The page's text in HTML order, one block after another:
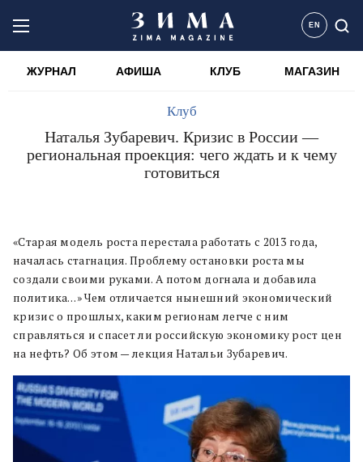
EN
ЖУРНАЛ АФИША КЛУБ МАГАЗИН
Клуб
Наталья Зубаревич. Кризис в России —
региональная проекция: чего ждать и к чему
готовиться
«Старая модель роста перестала работать с 2013 года,
началась стагнация. Проблему остановки роста мы
создали своими руками. А потом догнала и добавила
политика…» Чем отличается нынешний экономический
кризис о прошлых, каким регионам легче с ним
справляться и спасет ли российскую экономику рост цен
на нефть? Об этом — лекция Натальи Зубаревич.